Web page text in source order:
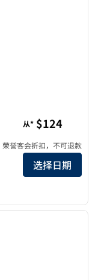
从* $124
荣誉客会折扣，不可退款
选择日期
1/12
下一